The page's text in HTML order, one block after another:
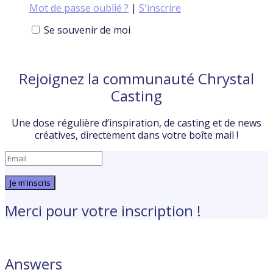
Mot de passe oublié ? | S'inscrire
Se souvenir de moi
Rejoignez la communauté Chrystal
Casting
Une dose régulière d’inspiration, de casting et de news
créatives, directement dans votre boîte mail !
Je m'inscris
Merci pour votre inscription !
Answers